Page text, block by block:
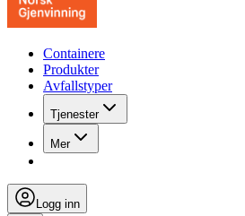
Containere
Produkter
Avfallstyper
Tjenester
Mer
Logg inn